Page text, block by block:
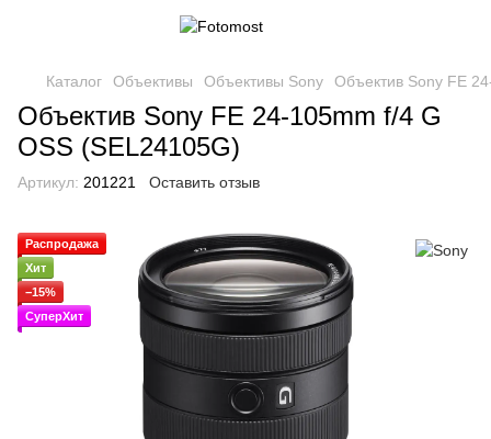
Каталог Объективы Объективы Sony Объектив Sony FE
Объектив Sony FE 24-105mm f/4 G
OSS (SEL24105G)
Артикул: 201221 Оставить отзыв
Распродажа
Хит
−15%
СуперХит